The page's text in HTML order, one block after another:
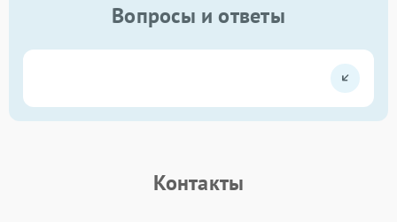
Вопросы и ответы
Контакты